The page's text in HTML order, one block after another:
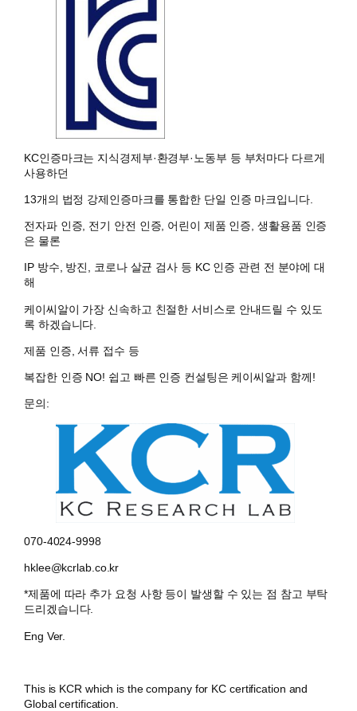
KC인증마크는 지식경제부·환경부·노동부 등 부처마다 다르게
사용하던
13개의 법정 강제인증마크를 통합한 단일 인증 마크입니다.
전자파 인증, 전기 안전 인증, 어린이 제품 인증, 생활용품 인증
은 물론
IP 방수, 방진, 코로나 살균 검사 등 KC 인증 관련 전 분야에 대
해
케이씨알이 가장 신속하고 친절한 서비스로 안내드릴 수 있도
록 하겠습니다.
제품 인증, 서류 접수 등
복잡한 인증 NO! 쉽고 빠른 인증 컨설팅은 케이씨알과 함께!
문의:
070-4024-9998
hklee@kcrlab.co.kr
*제품에 따라 추가 요청 사항 등이 발생할 수 있는 점 참고 부탁
드리겠습니다.
Eng Ver.
This is KCR which is the company for KC certification and
Global certification.